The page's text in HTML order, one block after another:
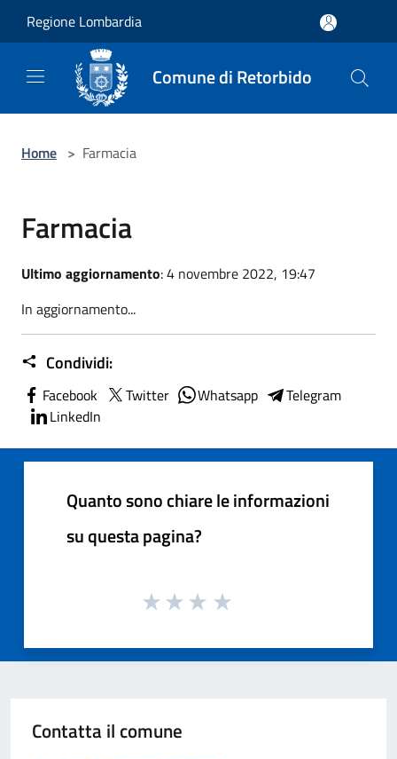
Regione Lombardia
Comune di Retorbido
Home > Farmacia
Farmacia
Ultimo aggiornamento: 4 novembre 2022, 19:47
In aggiornamento...
Condividi:
Facebook Twitter Whatsapp
Telegram
LinkedIn
Quanto sono chiare le informazioni
su questa pagina?
Contatta il comune